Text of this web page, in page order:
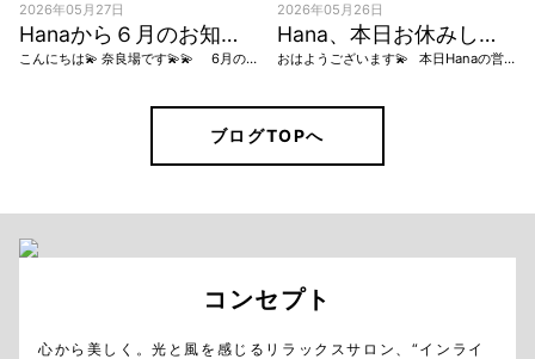
2026年05月27日
Hanaから６月のお知らせ
こんにちは💫 奈良場です💫💫 6月の営業日が決まりました！ 6月は3日間と少なめですが、よろしくお願いします☺︎
2026年05月26日
Hana、本日お休みします
おはようございます💫 本日Hanaの営業日でしたが お問い合わせがありませんでしたので、 お休みとさせていただきます 6月の営業日も決まり次第お知らせします☺︎
ブログTOPへ
コンセプト
心から美しく。光と風を感じるリラックスサロン、“インライ